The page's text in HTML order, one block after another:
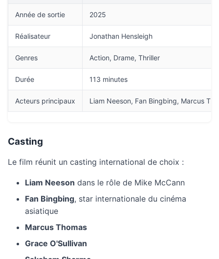
Année de sortie 2025
Réalisateur Jonathan Hensleigh
Genres Action, Drame, Thriller
Durée 113 minutes
Acteurs principaux Liam Neeson, Fan Bingbing, Marcus
Casting
Le film réunit un casting international de choix :
Liam Neeson dans le rôle de Mike McCann
Fan Bingbing, star internationale du cinéma
asiatique
Marcus Thomas
Grace O'Sullivan